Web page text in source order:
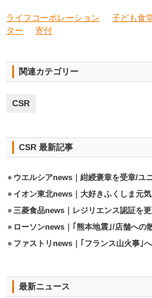
ライフコーポレーション 子ども食
ター
寄付
関連カテゴリー
CSR
CSR 最新記事
ウエルシアnews｜紺綬褒章を受章/ユ
三菱食品news｜レジリエンス認証を
最新ニュース